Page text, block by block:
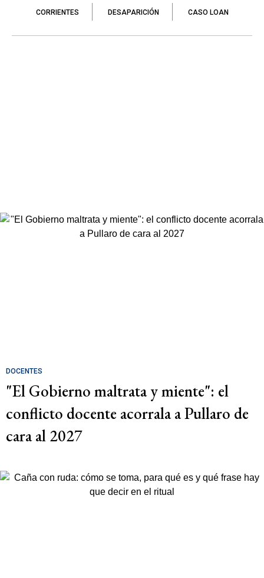
CORRIENTES DESAPARICIÓN CASO LOAN
DOCENTES
"El Gobierno maltrata y miente": el
conflicto docente acorrala a Pullaro de
cara al 2027